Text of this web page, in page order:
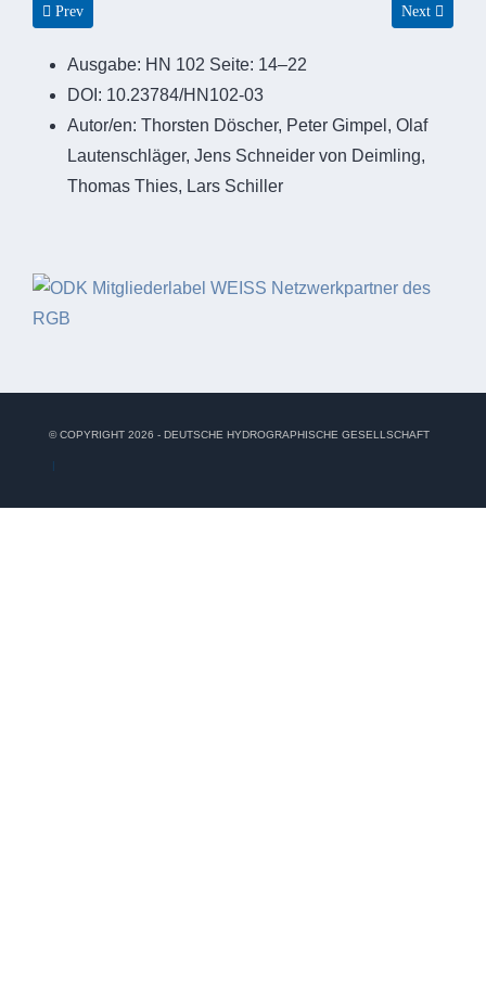
Previous article: Global denken, regional handeln – Von England in die
Prev Next article:
Next
Ausgabe: HN 102 Seite: 14–22
DOI: 10.23784/HN102-03
Autor/en: Thorsten Döscher, Peter Gimpel, Olaf
Lautenschläger, Jens Schneider von Deimling,
Thomas Thies, Lars Schiller
© COPYRIGHT 2026 - DEUTSCHE HYDROGRAPHISCHE GESELLSCHAFT